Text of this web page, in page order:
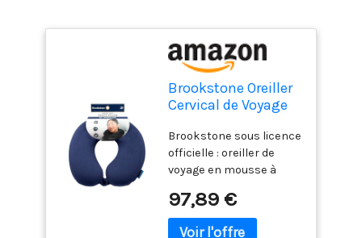
Brookstone Oreiller
Cervical de Voyage
mémoire de Forme
pour Vacances,
Avion, Train, Bus et
Voiture, Bleu
Brookstone sous licence
officielle : oreiller de
voyage en mousse à
produits distinctifs,
innovants et de qualité
97,89 €